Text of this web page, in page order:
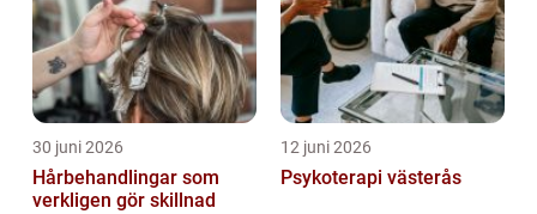
30 juni 2026
Hårbehandlingar som
verkligen gör skillnad
12 juni 2026
Psykoterapi västerås